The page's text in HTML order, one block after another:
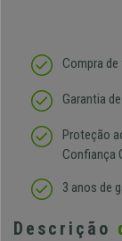
Compra
Garantia
Proteção
Confiança
3 anos de
Descrição